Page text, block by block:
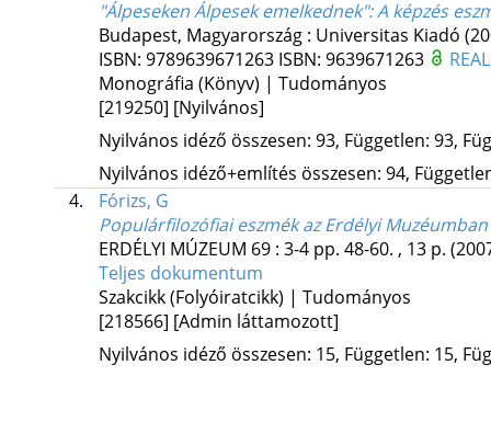
"Álpeseken Álpesek emelkednek": A képzés
Budapest, Magyarország : Universitas Kiadó
ISBN: 9789639671263 ISBN: 9639671263
REAL
Monográfia (Könyv) | Tudományos
[219250] [Nyilvános]
Nyilvános idéző összesen: 93, Független: 93,
Nyilvános idéző+említés összesen: 94,
4.
Fórizs, G
Populárfilozófiai eszmék az Erdélyi Muzéumban
ERDÉLYI MÚZEUM 69: 3-4 pp. 48-60. , 13 p.
Teljes dokumentum
Szakcikk (Folyóiratcikk) | Tudományos
[218566] [Admin láttamozott]
Nyilvános idéző összesen: 15, Független: 15,